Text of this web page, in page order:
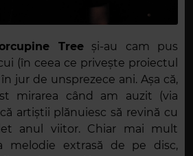
Treeși-au cam pus
(în ceea ce privește proiectul
jur de unsprezece ani. Așa că,
mirarea când am auzit (via
artiștii plănuiesc să revină cu
anul viitor. Chiar mai mult
melodie extrasă de pe disc,